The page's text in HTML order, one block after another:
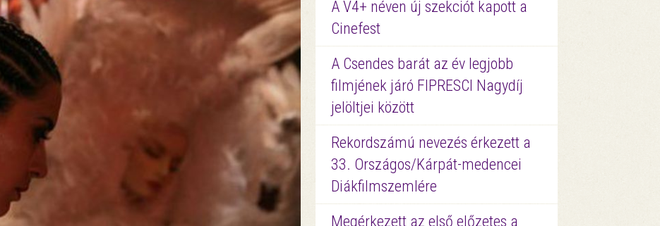
A V4+ néven új szekciót kapott a
Cinefest
A Csendes barát az év legjobb
filmjének járó FIPRESCI Nagydíj
jelöltjei között
Rekordszámú nevezés érkezett a
33. Országos/Kárpát-medencei
Diákfilmszemlére
Megérkezett az első előzetes a